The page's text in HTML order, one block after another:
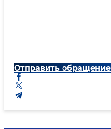
Отправить обращение